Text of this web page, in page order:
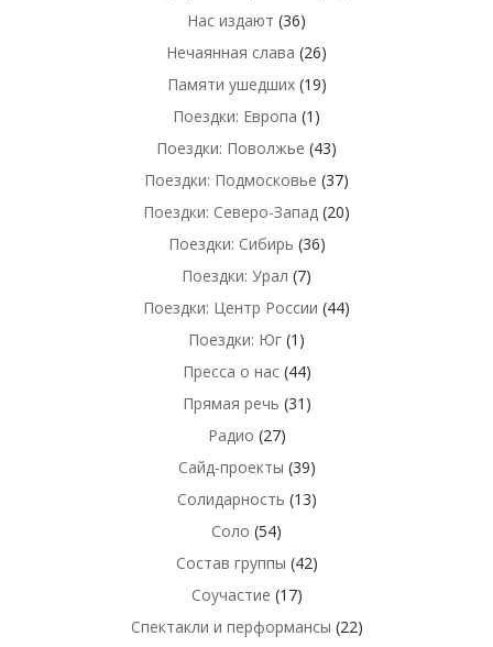
Нас издают (36)
Нечаянная слава (26)
Памяти ушедших(19)
Поездки: Европа (1)
Поездки: Поволжье (43)
Поездки: Подмосковье (37)
Поездки: Северо-Запад (20)
Поездки: Сибирь (36)
Поездки: Урал (7)
Поездки: Центр России (44)
Поездки: Юг (1)
Пресса о нас(44)
Прямая речь (31)
Радио (27)
Сайд-проекты (39)
Солидарность (13)
Соло (54)
Состав группы (42)
Соучастие (17)
Спектакли и перформансы (22)